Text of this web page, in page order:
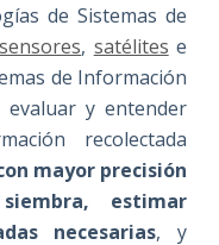
de Sistemas de
sensores, satélites e
de Información
y entender
recolectada
mayor precisión
estimar
necesarias, y